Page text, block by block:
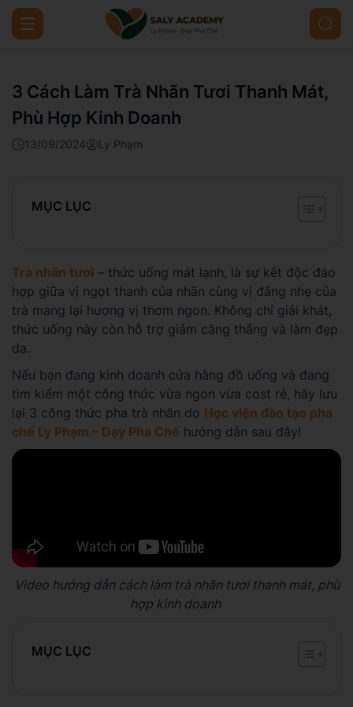
3 Cách Làm Trà Nhãn Tươi Thanh Mát,
Phù Hợp Kinh Doanh
13/09/2024 Ly Phạm
MỤC LỤC
Trà nhãn tươi – thức uống mát lạnh, là sự kết độc đáo
hợp giữa vị ngọt thanh của nhãn cùng vị đắng nhẹ của
trà mang lại hương vị thơm ngon. Không chỉ giải khát,
thức uống này còn hỗ trợ giảm căng thẳng và làm đẹp
da.
Nếu bạn đang kinh doanh cửa hàng đồ uống và đang
tìm kiếm một công thức vừa ngon vừa cost rẻ, hãy lưu
lại 3 công thức pha trà nhãn do Học viện đào tạo pha
chế Ly Phạm – Dạy Pha Chế hướng dẫn sau đây!
Video hướng dẫn cách làm trà nhãn tươi thanh mát, phù
hợp kinh doanh
MỤC LỤC